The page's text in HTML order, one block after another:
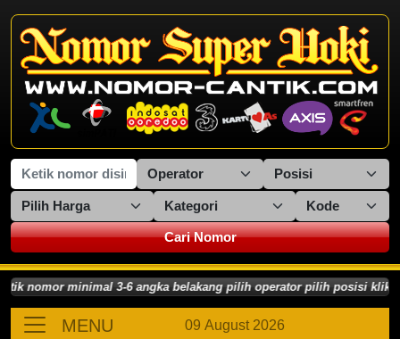
Cari Nomor
nomor minimal 3-6 angka belakang pilih operator pilih posisi
MENU 09 August 2026